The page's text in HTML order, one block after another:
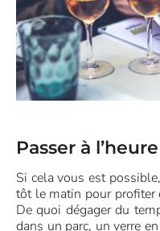
Passer à
Si cela vous est
tôt le matin pour profiter
De quoi dégager du
dans un parc, un verre